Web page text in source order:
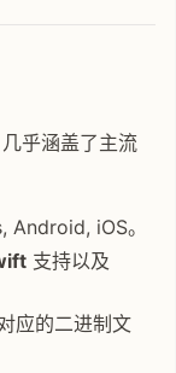
乎涵盖了主流
iOS。
支持以及
应的二进制文